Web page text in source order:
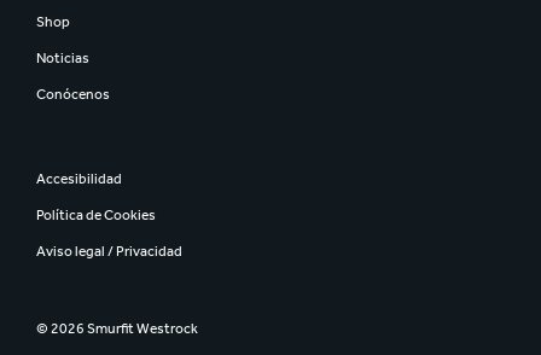
Shop
Noticias
Conócenos
Accesibilidad
Política de Cookies
Aviso legal / Privacidad
© 2026 Smurfit Westrock